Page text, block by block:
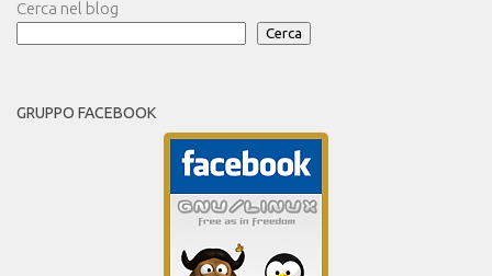
Cerca nel blog
Cerca
GRUPPO FACEBOOK